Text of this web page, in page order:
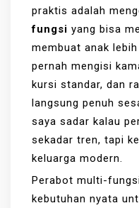
praktis adalah
fungsi yang bisa
membuat anak
pernah mengisi
kursi standar, dan
langsung penuh
saya sadar kalau
sekadar tren, tapi
keluarga modern.
Perabot multi-
kebutuhan nyata